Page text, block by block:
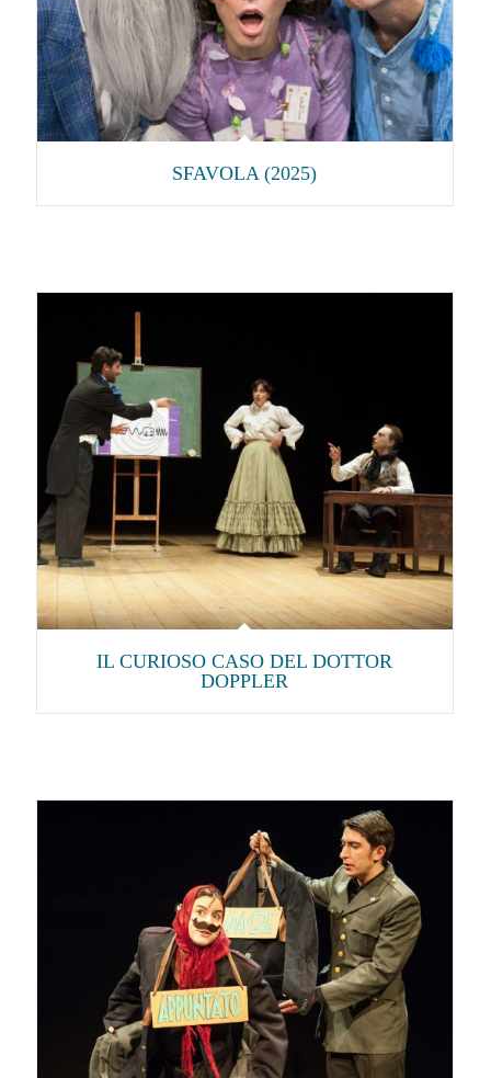
SFAVOLA (2025)
IL CURIOSO CASO DEL DOTTOR
DOPPLER